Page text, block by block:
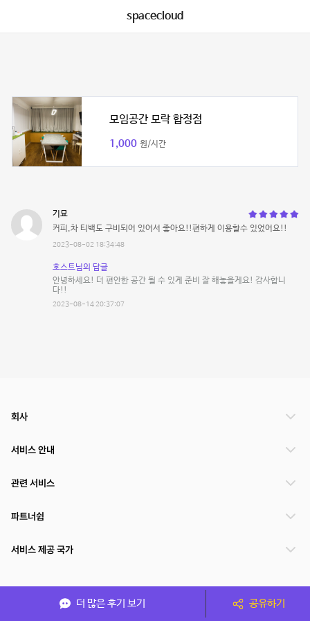
spacecloud
모임공간 모락 합정점
1,000 원/시간
기묘
커피,차 티백도 구비되어 있어서 좋아요!!편하게 이용할수 있었어요!!
2023-08-02 18:34:48
호스트님의 답글
안녕하세요! 더 편안한 공간 될 수 있게 준비 잘 해놓을게요! 감사합니
다!!
2023-08-14 20:37:07
더 많은 후기 보기 공유하기
회사
서비스 안내
관련 서비스
파트너쉽
서비스 제공 국가
(주)NSPACE 사업자정보